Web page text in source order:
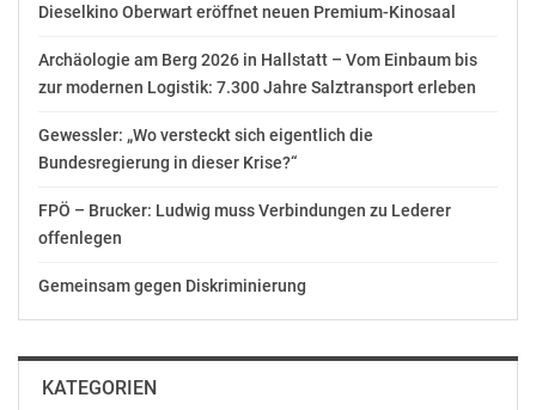
Dieselkino Oberwart eröffnet neuen Premium-Kinosaal
Archäologie am Berg 2026 in Hallstatt – Vom Einbaum bis
zur modernen Logistik: 7.300 Jahre Salztransport erleben
Gewessler: „Wo versteckt sich eigentlich die
Bundesregierung in dieser Krise?“
FPÖ – Brucker: Ludwig muss Verbindungen zu Lederer
offenlegen
Gemeinsam gegen Diskriminierung
KATEGORIEN